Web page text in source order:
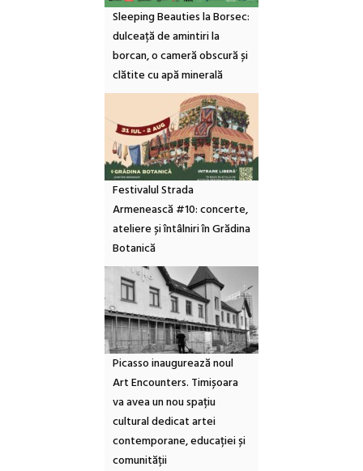
Sleeping Beauties la Borsec:
dulceață de amintiri la
borcan, o cameră obscură și
clătite cu apă minerală
Festivalul Strada
Armenească #10: concerte,
ateliere și întâlniri în Grădina
Botanică
Picasso inaugurează noul
Art Encounters. Timișoara
va avea un nou spațiu
cultural dedicat artei
contemporane, educației și
comunității